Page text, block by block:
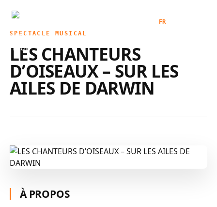
FR
AGENDA
BILLETTERIE
QUI SOMMES-NOUS
CONTACT
SPECTACLE MUSICAL
LES CHANTEURS
D’OISEAUX – SUR LES
AILES DE DARWIN
À PROPOS